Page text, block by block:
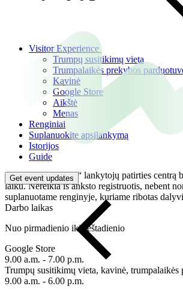
Visitor Experience
Trumpų susitikimų vieta
Trumpalaikės prekybos
Kavinė
Google Store
Aikštė
Menas
Renginiai
Suplanuokite apsilankymą
Istorijos
Guide
Get event updates
Atvykite į „Google“ lankytojų patirties centrą
laiku. Nereikia iš anksto registruotis, nebent
suplanuotame renginyje, kuriame ribotas
Darbo laikas
Nuo pirmadienio iki šeštadienio
Google Store
9.00 a.m. - 7.00 p.m.
Trumpų susitikimų vieta, kavinė, trumpalaikės
9.00 a.m. - 6.00 p.m.